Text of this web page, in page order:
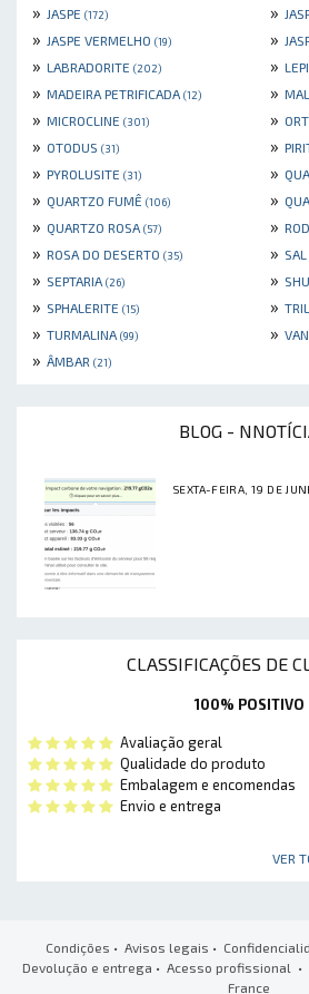
» JASPE (172) »
» JASPE VERMELHO (19) »
» LABRADORITE (202) »
» MADEIRA PETRIFICADA (12) »
» MICROCLINE (301) »
» OTODUS (31) »
» PYROLUSITE (31) »
» QUARTZO FUMÊ (106) »
» QUARTZO ROSA (57) »
» ROSA DO DESERTO (35) »
» SEPTARIA (26) »
» SPHALERITE (15) »
» TURMALINA (99) »
» ÂMBAR (21)
BLOG -
SEXTA-FEIRA, 19 DE
CLASSIFICAÇÕES DE
100% POSITIVO
Avaliação geral
Qualidade do produto
Embalagem e encomendas
Envio e entrega
VER
Condições • Avisos legais •
Devolução e entrega • Acesso profissional •
France